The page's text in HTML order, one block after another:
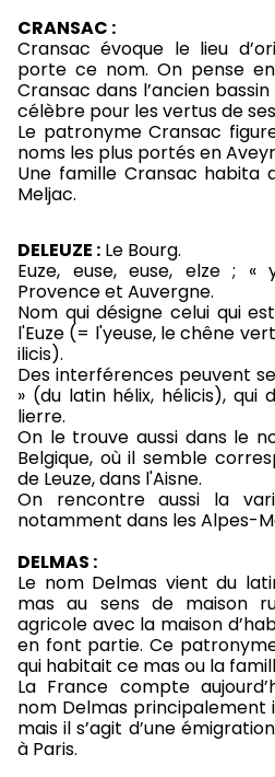
CRANSAC :
Cransac évoque le lieu
porte ce nom. On pense
Cransac dans l’ancien
célèbre pour les vertus de
Le patronyme Cransac
noms les plus portés en
Une famille Cransac habita
Meljac.
DELEUZE : Le Bourg.
Euze, euse, euse, elze ; «
Provence et Auvergne.
Nom qui désigne celui qui
l'Euze (= l'yeuse, le chêne
ilicis).
Des interférences peuvent
» (du latin hélix, hélicis), qui
lierre.
On le trouve aussi dans le
Belgique, où il semble
de Leuze, dans l'Aisne.
On rencontre aussi la
notamment dans les Alpes-
DELMAS :
Le nom Delmas vient du
mas au sens de maison
agricole avec la maison
en font partie. Ce
qui habitait ce mas ou la
La France compte
nom Delmas principalement
mais il s’agit d’une
à Paris.